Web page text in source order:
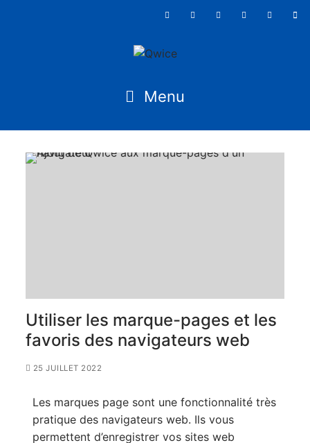
Utiliser les marque-pages et les
favoris des navigateurs web
25 JUILLET 2022
Les marques page sont une fonctionnalité très
pratique des navigateurs web. Ils vous
permettent d’enregistrer vos sites web